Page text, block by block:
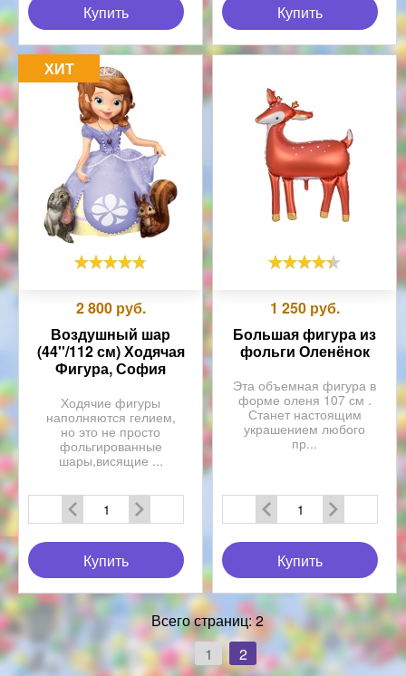
Купить Купить
ХИТ
2 800 руб.
Воздушный шар
(44''/112 см) Ходячая
Фигура, София
Ходячие фигуры
наполняются гелием,
но это не просто
фольгированные
шары,висящие ...
Купить
1 250 руб.
Большая фигура из
фольги Оленёнок
Эта объемная фигура в
форме оленя 107 см .
Станет настоящим
украшением любого
пр...
Купить
Всего страниц:2
1
2